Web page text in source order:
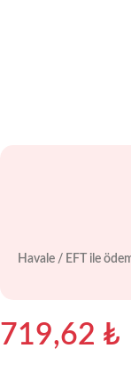
Havale / EFT ile
719,62 ₺